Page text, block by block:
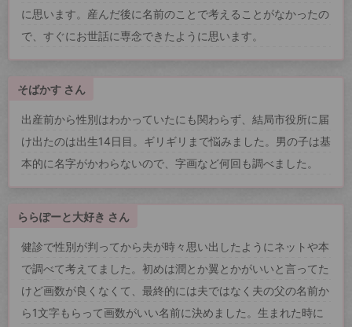
に思います。産んだ後に名前のことで考えることがなかったの
で、すぐにお世話に専念できたように思います。
そばかす さん
出産前から性別はわかっていたにも関わらず、結局市役所に届
け出たのは出生14日目。ギリギリまで悩みました。男の子は基
本的に名字がかわらないので、字画など何回も調べました。
ららぽーと大好き さん
健診で性別が判ってから夫が時々思い出したようにネットや本
で調べて考えてました。初めは潤とか翼とかがいいと言ってた
けど画数が良くなくて、最終的には夫ではなく夫の父の名前か
ら1文字もらって画数がいい名前に決めました。生まれた時に